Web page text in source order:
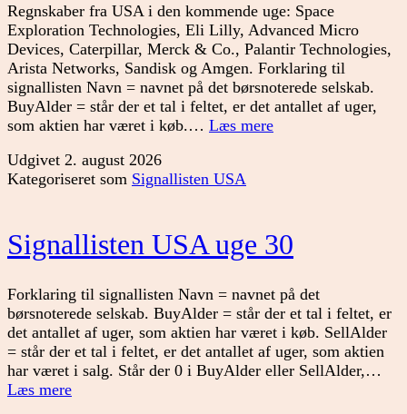
Regnskaber fra USA i den kommende uge: Space
Exploration Technologies, Eli Lilly, Advanced Micro
Devices, Caterpillar, Merck & Co., Palantir Technologies,
Arista Networks, Sandisk og Amgen. Forklaring til
signallisten Navn = navnet på det børsnoterede selskab.
BuyAlder = står der et tal i feltet, er det antallet af uger,
som aktien har været i køb.… Læs mereSignallisten
Udgivet 2. august 2026
Kategoriseret som Signallisten USA
Signallisten USA uge 30
Forklaring til signallisten Navn = navnet på det
børsnoterede selskab. BuyAlder = står der et tal i feltet, er
det antallet af uger, som aktien har været i køb. SellAlder
= står der et tal i feltet, er det antallet af uger, som aktien
har været i salg. Står der 0 i BuyAlder eller SellAlder,…
Læs mereSignallisten